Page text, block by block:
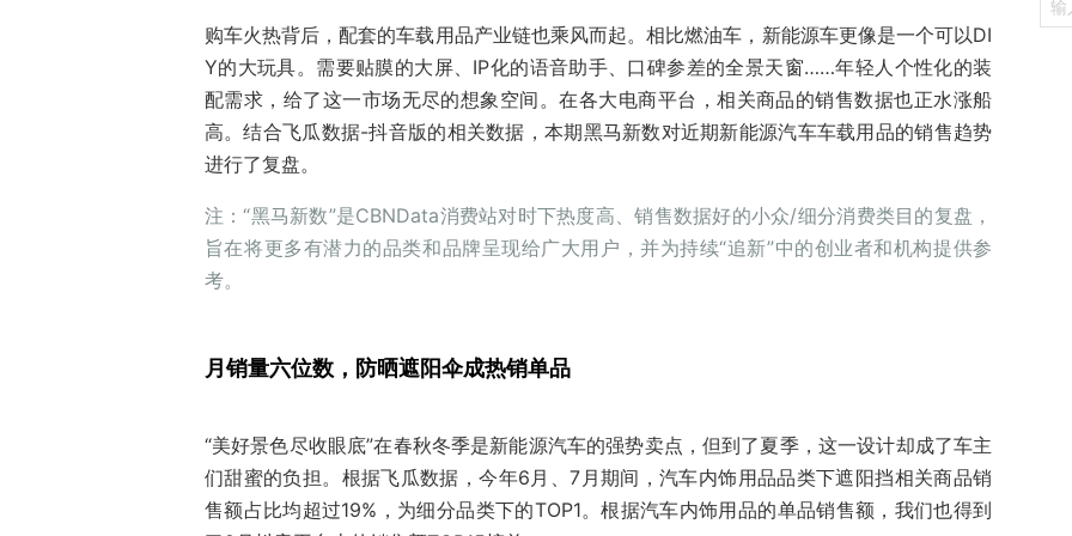
购车火热背后，配套的车载用品产业链也乘风而起。相比燃油车，新能源车更像是一个可以DI
Y的大玩具。需要贴膜的大屏、IP化的语音助手、口碑参差的全景天窗……年轻人个性化的装
配需求，给了这一市场无尽的想象空间。在各大电商平台，相关商品的销售数据也正水涨船
高。结合飞瓜数据-抖音版的相关数据，本期黑马新数对近期新能源汽车车载用品的销售趋势
进行了复盘。
注：“黑马新数”是CBNData消费站对时下热度高、销售数据好的小众/细分消费类目的复盘，
旨在将更多有潜力的品类和品牌呈现给广大用户，并为持续“追新”中的创业者和机构提供参
考。
月销量六位数，防晒遮阳伞成热销单品
“美好景色尽收眼底”在春秋冬季是新能源汽车的强势卖点，但到了夏季，这一设计却成了车主
们甜蜜的负担。根据飞瓜数据，今年6月、7月期间，汽车内饰用品品类下遮阳挡相关商品销
售额占比均超过19%，为细分品类下的TOP1。根据汽车内饰用品的单品销售额，我们也得到